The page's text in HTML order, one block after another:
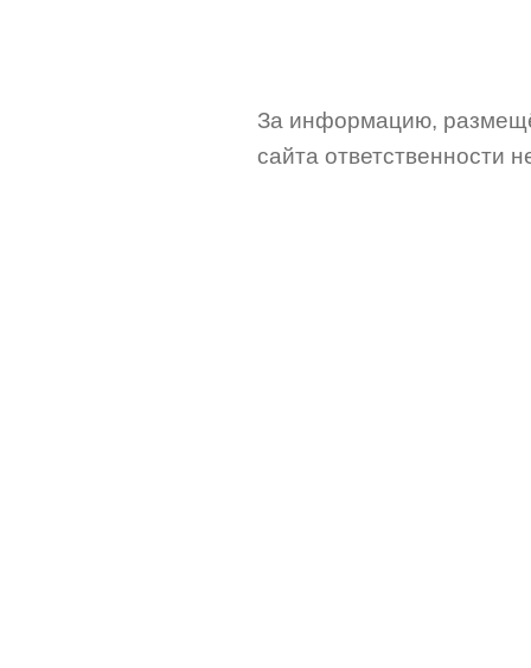
За информацию,
сайта ответственности